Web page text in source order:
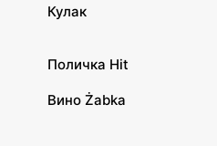
Кулак
Поличка Hit
Вино Żabka